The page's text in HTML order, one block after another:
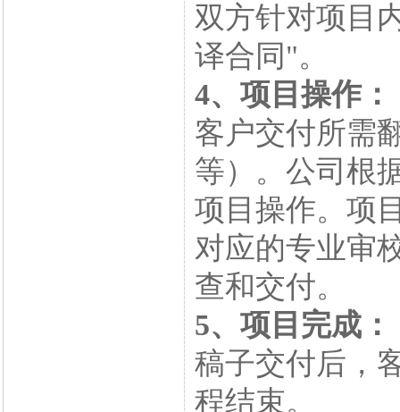
双方针对项目
译合同"。
4、项目操作：
客户交付所需
等）。公司根
项目操作。项
对应的专业审
查和交付。
5、项目完成：
稿子交付后，
程结束。